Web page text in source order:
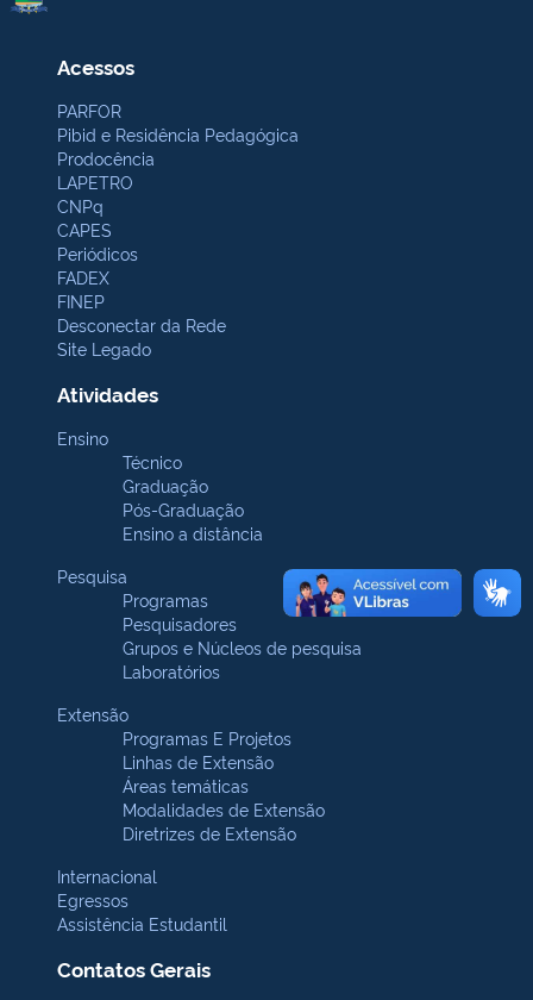
Acessos
PARFOR
Pibid e Residência Pedagógica
Prodocência
LAPETRO
CNPq
CAPES
Periódicos
FADEX
FINEP
Desconectar da Rede
Site Legado
Atividades
Ensino
Técnico
Graduação
Pós-Graduação
Ensino a distância
Pesquisa
Programas
Pesquisadores
Grupos e Núcleos de pesquisa
Laboratórios
Extensão
Programas E Projetos
Linhas de Extensão
Áreas temáticas
Modalidades de Extensão
Diretrizes de Extensão
Internacional
Egressos
Assistência Estudantil
Contatos Gerais